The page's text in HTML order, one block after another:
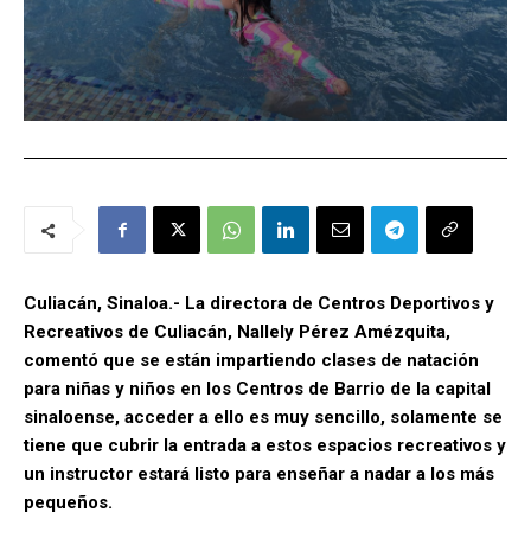
Culiacán, Sinaloa.- La directora de Centros Deportivos y
Recreativos de Culiacán, Nallely Pérez Amézquita,
comentó que se están impartiendo clases de natación
para niñas y niños en los Centros de Barrio de la capital
sinaloense, acceder a ello es muy sencillo, solamente se
tiene que cubrir la entrada a estos espacios recreativos y
un instructor estará listo para enseñar a nadar a los más
pequeños.